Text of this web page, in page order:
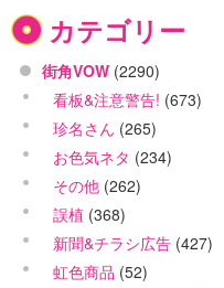
カテゴリー
街角VOW (2290)
看板&注意警告! (673)
珍名さん (265)
お色気ネタ (234)
その他 (262)
誤植 (368)
新聞&チラシ広告 (427)
虹色商品 (52)